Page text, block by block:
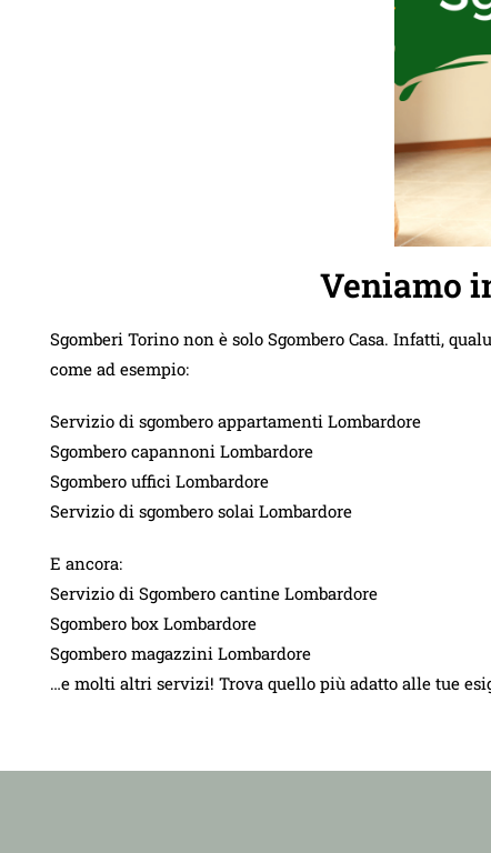
Veniamo
Sgomberi Torino non è solo Sgombero Casa. Infatti,
come ad esempio:
Servizio di sgombero appartamenti Lombardore
Sgombero capannoni Lombardore
Sgombero uffici Lombardore
Servizio di sgombero solai Lombardore
E ancora:
Servizio di Sgombero cantine Lombardore
Sgombero box Lombardore
Sgombero magazzini Lombardore
…e molti altri servizi! Trova quello più adatto alle tue